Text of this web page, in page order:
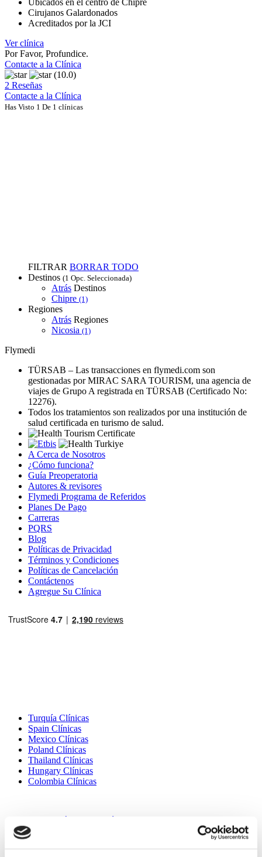
Cirujanos Galardonados
Acreditados por la JCI
Ver clínica
Por Favor, Profundice.
Contacte a la Clínica
(10.0)
2 Reseñas
Contacte a la Clínica
Has Visto 1 De 1 clínicas
FILTRAR BORRAR TODO
Destinos (1 Opc. Seleccionada)
Atrás Destinos
Chipre (1)
Regiones
Atrás Regiones
Nicosia (1)
Flymedi
TÜRSAB – Las transacciones en flymedi.com son
gestionadas por MIRAC SARA TOURISM, una agencia de
viajes de Grupo A registrada en TÜRSAB (Certificado No:
12276).
Todos los tratamientos son realizados por una institución de
salud certificada en turismo de salud.
A Cerca de Nosotros
¿Cómo funciona?
Guía Preoperatoria
Autores & revisores
Flymedi Programa de Referidos
Planes De Pago
Carreras
PQRS
Blog
Políticas de Privacidad
Términos y Condiciones
Políticas de Cancelación
Contáctenos
Agregue Su Clínica
Turquía Clínicas
Spain Clínicas
Mexico Clínicas
Poland Clínicas
Thailand Clínicas
Hungary Clínicas
Colombia Clínicas
Manga Gástrica Turquía
Rinoplastia Turquía
Implantes De Pecho Turquía
Reducción De Senos Turquía